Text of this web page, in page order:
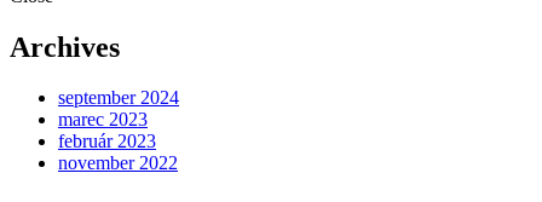
Archives
september 2024
marec 2023
február 2023
november 2022